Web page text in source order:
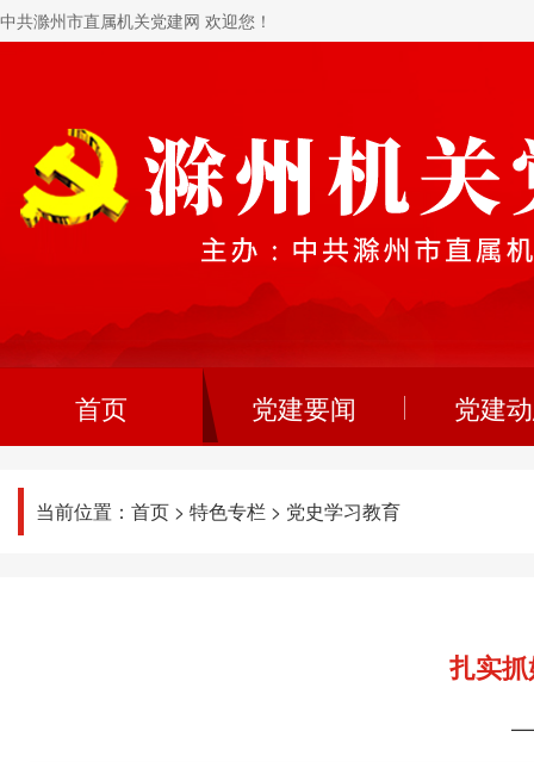
中共滁州市直属机关党建网 欢迎您！
首页 党建要闻 党建
当前位置： 首页 > 特色专栏 > 党史学习教育
扎实